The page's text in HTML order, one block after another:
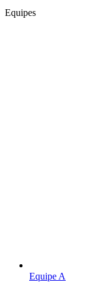
Equipes
Equipe A